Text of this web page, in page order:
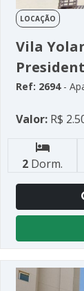
LOCAÇÃO
Vila
Ref: 2694-
Valor: R$
2 Dorm.